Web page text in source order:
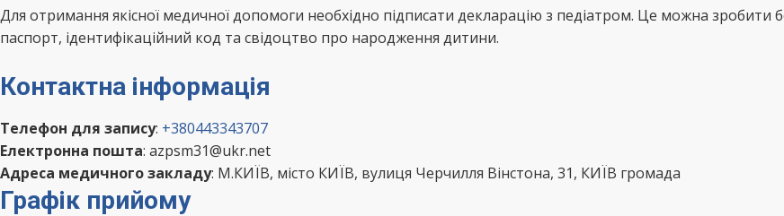
Для отримання якісної медичної допомоги необхідно підписати декларацію з педіатром. Це можна зробити
паспорт, ідентифікаційний код та свідоцтво про народження дитини.
Контактна інформація
Телефон для запису: +380443343707
Електронна пошта: azpsm31@ukr.net
Адреса медичного закладу: М.КИЇВ, місто КИЇВ, вулиця Черчилля Вінстона, 31, КИЇВ громада
Графік прийому